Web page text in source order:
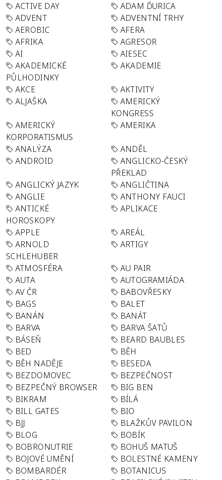
ACTIVE DAY
ADAM ĎURICA
ADVENT
ADVENTNÍ TRHY
AEROBIC
AFERA
AFRIKA
AGRESOR
AI
AIESEC
AKADEMICKÉ
PŮLHODINKY
AKADEMIE
AKCE
AKTIVITY
ALJAŠKA
AMERICKÝ
KONGRESS
AMERICKÝ
KORPORATISMUS
AMERIKA
ANALÝZA
ANDĚL
ANDROID
ANGLICKO-ČESKÝ
PŘEKLAD
ANGLICKÝ JAZYK
ANGLIČTINA
ANGLIE
ANTHONY FAUCI
ANTICKÉ
HOROSKOPY
APLIKACE
APPLE
AREÁL
ARNOLD
SCHLEHUBER
ARTIGY
ATMOSFÉRA
AU PAIR
AUTA
AUTOGRAMIÁDA
AV ČR
BABOVŘESKY
BAGS
BALET
BANÁN
BANÁT
BARVA
BARVA ŠATŮ
BÁSEŇ
BEARD BAUBLES
BED
BĚH
BĚH NADĚJE
BESEDA
BEZDOMOVEC
BEZPEČNOST
BEZPEČNÝ BROWSER
BIG BEN
BIKRAM
BÍLÁ
BILL GATES
BIO
BJJ
BLAŽKŮV PAVILON
BLOG
BOBÍK
BOBRONUTRIE
BOHUŠ MATUŠ
BOJOVÉ UMĚNÍ
BOLESTNÉ KAMENY
BOMBARDÉR
BOTANICUS